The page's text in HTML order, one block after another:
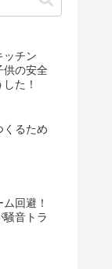
ッチン
供の安全
た！
くるため
回避！
騒音トラ